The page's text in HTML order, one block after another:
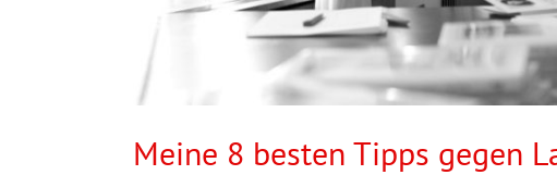
Meine 8 besten Tipps gegen